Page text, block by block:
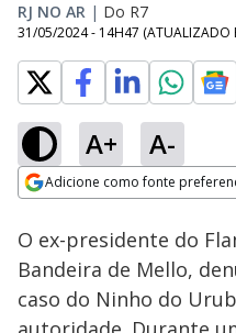
RJ NO AR | Do R7
31/05/2024 - 14H47 (ATUALIZADO
A+ A-
Adicione como fonte
Ativar
Loaded
23.99%
O ex-presidente do
Bandeira de Mello,
caso do Ninho do